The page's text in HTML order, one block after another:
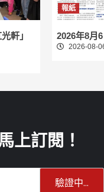
軒」
報紙
2026年8月
2026-08-
上訂閱！